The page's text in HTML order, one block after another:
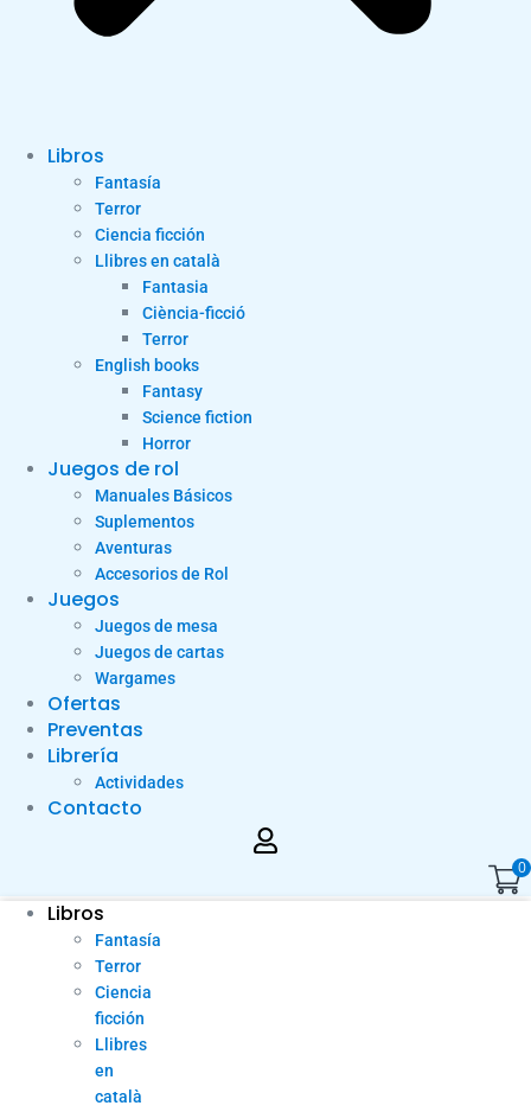
Libros
Fantasía
Terror
Ciencia ficción
Llibres en català
Fantasia
Ciència-ficció
Terror
English books
Fantasy
Science fiction
Horror
Juegos de rol
Manuales Básicos
Suplementos
Aventuras
Accesorios de Rol
Juegos
Juegos de mesa
Juegos de cartas
Wargames
Ofertas
Preventas
Librería
Actividades
Contacto
0
Libros
Fantasía
Terror
Ciencia
ficción
Llibres
en
català